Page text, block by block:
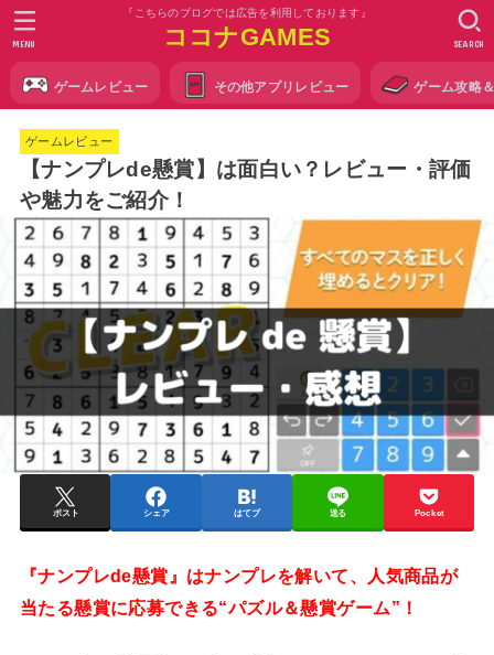
『こちらのブログでは広告を利用しております』
ココナGAMES
ゲームレビュー その他アプリレビュー ゲーム攻略
SEARCH
MENU
ゲームレビュー
【ナンプレde懸賞】は面白い？レビュー・評価
や魅力をご紹介！
ポスト シェア はてブ 送る Pocket
『ナンプレde懸賞』はナンプレを解いて、人気商品が
当たる懸賞に応募できる“パズル＆懸賞ゲーム”！